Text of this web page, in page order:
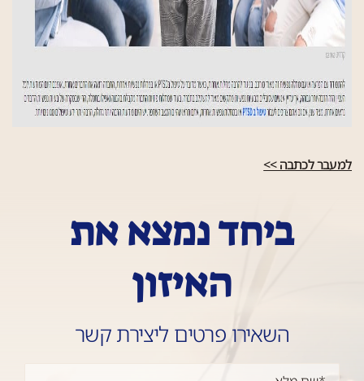
למעבר לכתבה >>
ביחד נמצא את
האיזון
השאירו פרטים ליצירת קשר